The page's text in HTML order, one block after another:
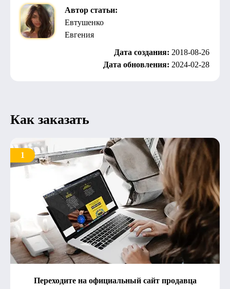
Автор статьи:
Евтушенко
Евгения
Дата создания: 2018-08-26
Дата обновления: 2024-02-28
Как заказать
1
Переходите на официальный сайт продавца